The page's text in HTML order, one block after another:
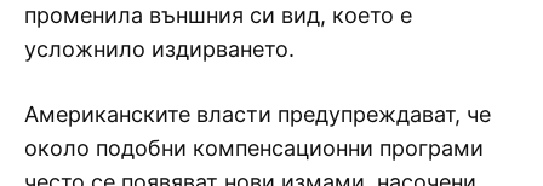
променила външния си вид, което е
усложнило издирването.
Американските власти предупреждават, че
около подобни компенсационни програми